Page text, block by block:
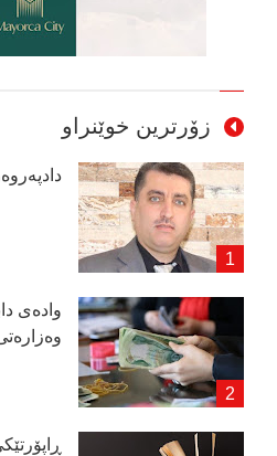
زۆرترین خوێنراو
وادەی